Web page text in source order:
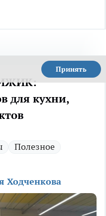
Принять
для кухни,
Полезное
Ходченкова